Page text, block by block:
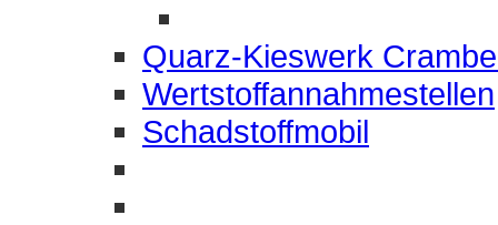
Quarz-Kieswerk
Wertstoffannahmestellen
Schadstoffmobil